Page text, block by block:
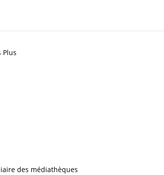
Plus
des médiathèques